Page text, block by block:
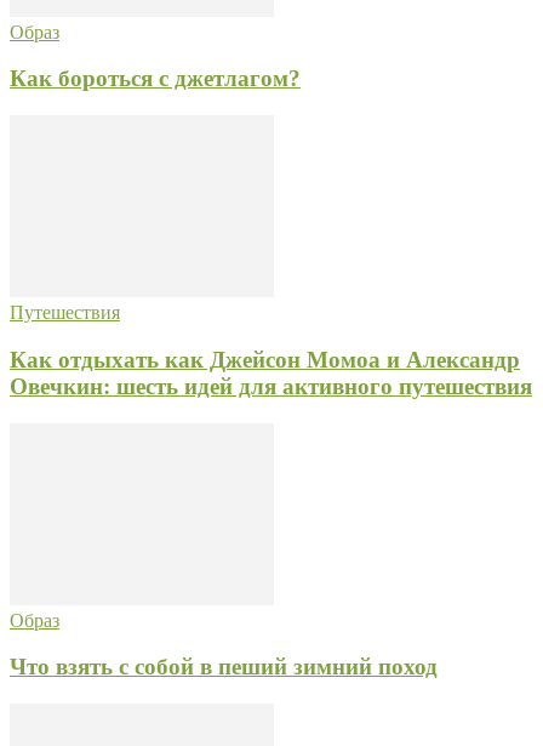
Образ
Как бороться с джетлагом?
Путешествия
Как отдыхать как Джейсон Момоа и Александр
Овечкин: шесть идей для активного путешествия
Образ
Что взять с собой в пеший зимний поход